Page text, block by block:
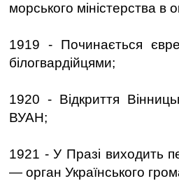
морського міністерства в
1919 - Починається
білогвардійцями;
1920 - Відкриття
ВУАН;
1921 - У Празі виходить
— орган Українського